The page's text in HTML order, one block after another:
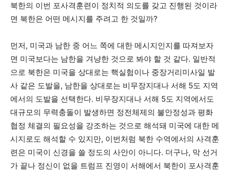
북한의 이번 포사격훈련이 정치적 의도를 갖고 진행된 것이라
면 북한은 어떤 메시지를 주려고 한 것일까?
먼저, 미국과 남한 중 어느 쪽에 대한 메시지인지를 따져보자
면 미국보다는 남한을 겨냥한 것으로 봐야 할 것 같다. 일반적
으로 북한은 미국을 상대로는 핵실험이나 중장거리미사일 발
사 같은 도발을, 남한을 상대로는 비무장지대나 서해 5도 지역
에서의 도발을 선택한다. 비무장지대나 서해 5도 지역에서도
대규모의 무력충돌이 발생하면 정전체제의 불안정성과 평화
협정 체결의 필요성을 강조하는 것으로 해석돼 미국에 대한 메
시지로도 해석할 수 있지만, 이번처럼 북한 수역에서의 사격훈
련은 미국이 신경을 쓸 정도의 사안이 아니다. 더구나, 막 선거
가 끝나 정신이 없을 트럼프 진영이 서해에서 북한이 포사격훈